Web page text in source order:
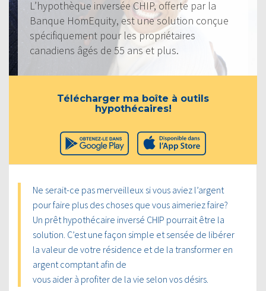
L’hypothèque inversée CHIP, offerte par la
Banque HomEquity, est une solution conçue
spécifiquement pour les propriétaires
canadiens âgés de 55 ans et plus.
Télécharger ma boîte à outils
hypothécaires!
Ne serait-ce pas merveilleux si vous aviez l’argent
pour faire plus des choses que vous aimeriez faire?
Un prêt hypothécaire inversé CHIP pourrait être la
solution. C’est une façon simple et sensée de libérer
la valeur de votre résidence et de la transformer en
argent comptant afin de
vous aider à profiter de la vie selon vos désirs.